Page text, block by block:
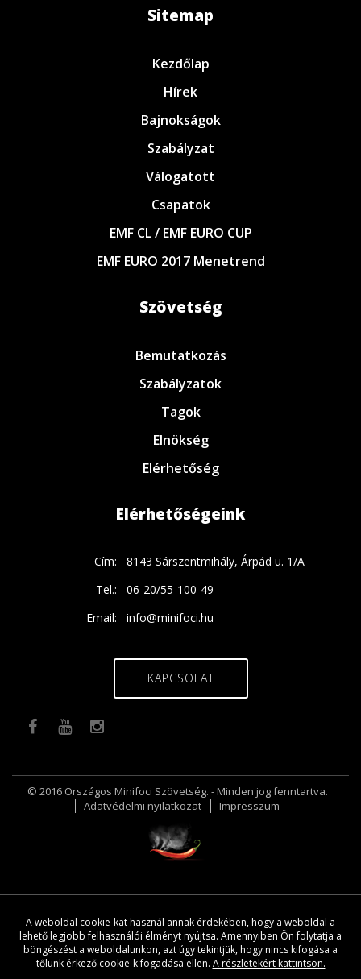
Sitemap
Kezdőlap
Hírek
Bajnokságok
Szabályzat
Válogatott
Csapatok
EMF CL / EMF EURO CUP
EMF EURO 2017 Menetrend
Szövetség
Bemutatkozás
Szabályzatok
Tagok
Elnökség
Elérhetőség
Elérhetőségeink
Cím:
8143 Sárszentmihály, Árpád u. 1/A
Tel.:
06-20/55-100-49
Email:
info@minifoci.hu
KAPCSOLAT
© 2016 Országos Minifoci Szövetség. - Minden jog fenntartva.
Adatvédelmi nyilatkozat
Impresszum
A weboldal cookie-kat használ annak érdekében, hogy a weboldal a
lehető legjobb felhasználói élményt nyújtsa. Amennyiben Ön folytatja a
böngészést a weboldalunkon, azt úgy tekintjük, hogy nincs kifogása a
tőlünk érkező cookie-k fogadása ellen. A részletekért kattintson.